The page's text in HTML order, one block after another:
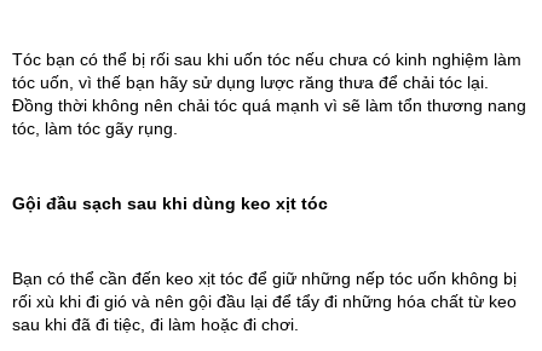
Tóc bạn có thể bị rối sau khi uốn tóc nếu chưa có kinh nghiệm làm
tóc uốn, vì thế bạn hãy sử dụng lược răng thưa để chải tóc lại.
Đồng thời không nên chải tóc quá mạnh vì sẽ làm tổn thương nang
tóc, làm tóc gãy rụng.
Gội đầu sạch sau khi dùng keo xịt tóc
Bạn có thể cần đến keo xịt tóc để giữ những nếp tóc uốn không bị
rối xù khi đi gió và nên gội đầu lại để tẩy đi những hóa chất từ keo
sau khi đã đi tiệc, đi làm hoặc đi chơi.